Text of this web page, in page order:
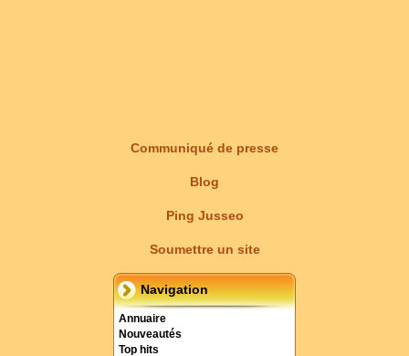
Communiqué de presse
Blog
Ping Jusseo
Soumettre un site
Navigation
Annuaire
Nouveautés
Top hits